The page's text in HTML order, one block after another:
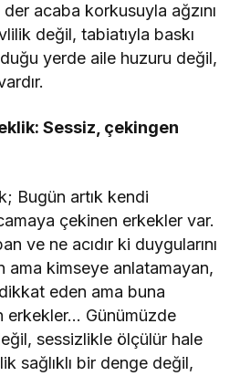
acaba korkusuyla ağzını
değil, tabiatıyla baskı
yerde aile huzuru değil,
Sessiz, çekingen
Bugün artık kendi
çekinen erkekler var.
ve ne acıdır ki duygularını
ama kimseye anlatamayan,
eden ama buna
erkekler… Günümüzde
sessizlikle ölçülür hale
sağlıklı bir denge değil,